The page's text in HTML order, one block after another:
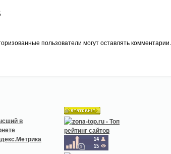
пользователи могут оставлять комментарии.